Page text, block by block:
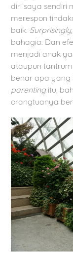
diri saya sendiri
merespon
baik. Surprisingly
bahagia. Dan
menjadi anak
ataupun
benar apa yang
parentingitu,
orangtuanya